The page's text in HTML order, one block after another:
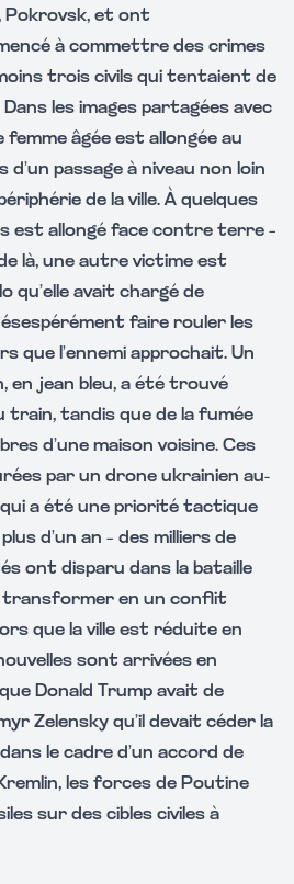
Pokrovsk, et ont
à commettre des crimes
trois civils qui tentaient de
les images partagées avec
femme âgée est allongée au
passage à niveau non loin
de la ville. À quelques
est allongé face contre terre –
là, une autre victime est
qu’elle avait chargé de
faire rouler les
que l’ennemi approchait. Un
en jean bleu, a été trouvé
train, tandis que de la fumée
d’une maison voisine. Ces
par un drone ukrainien au-
a été une priorité tactique
d’un an – des milliers de
ont disparu dans la bataille
transformer en un conflit
que la ville est réduite en
sont arrivées en
Donald Trump avait de
Zelensky qu’il devait céder la
le cadre d’un accord de
les forces de Poutine
sur des cibles civiles à